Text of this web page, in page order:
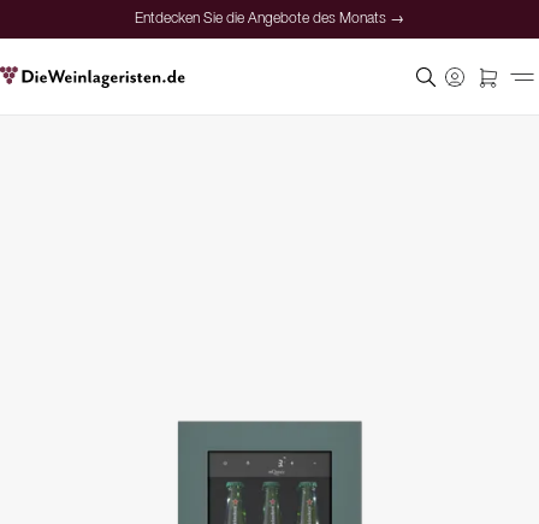
Entdecken Sie die Angebote des Monats →